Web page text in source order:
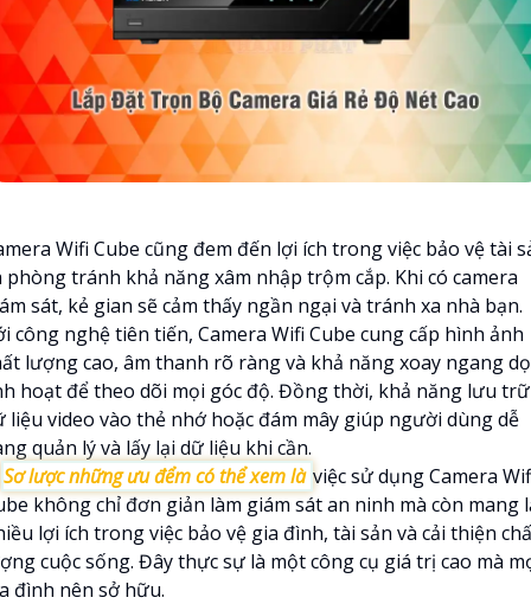
Wifi Cube cũng đem đến lợi ích trong việc bảo vệ tài
phòng tránh khả năng xâm nhập trộm cắp. Khi có camera
sát, kẻ gian sẽ cảm thấy ngần ngại và tránh xa nhà bạn.
công nghệ tiên tiến, Camera Wifi Cube cung cấp hình ảnh
lượng cao, âm thanh rõ ràng và khả năng xoay ngang
hoạt để theo dõi mọi góc độ. Đồng thời, khả năng lưu trữ
liệu video vào thẻ nhớ hoặc đám mây giúp người dùng dễ
quản lý và lấy lại dữ liệu khi cần.
Sơ lược những ưu đểm có thể xem là việc sử dụng Camera
không chỉ đơn giản làm giám sát an ninh mà còn mang
lợi ích trong việc bảo vệ gia đình, tài sản và cải thiện
cuộc sống. Đây thực sự là một công cụ giá trị cao mà
đình nên sở hữu.